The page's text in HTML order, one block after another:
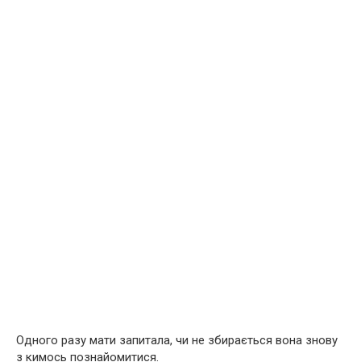
Одного разу мати запитала, чи не збирається вона знову
з кимось познайомитися.